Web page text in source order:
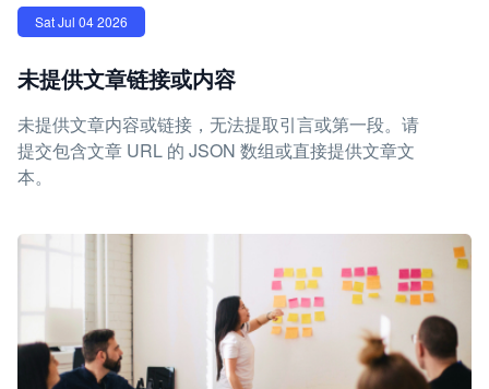
Sat Jul 04 2026
未提供文章链接或内容
未提供文章内容或链接，无法提取引言或第一段。请
提交包含文章 URL 的 JSON 数组或直接提供文章文
本。